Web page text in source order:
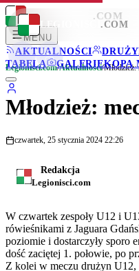
LEGIONISCI .COM
MENU
AKTUALNOŚCI
TABELA
GALERIEKOPA
LEGIONISCI .COM
Legionisci.com/Aktualności/Młodzież:
Młodzież:
czwartek, 25 stycznia 2024 22:26
Redakcja
Legionisci.com
W czwartek zespoły U12 i
rówieśnikami z Jaguara
poziomie i dostarczyły sporo
dość zaciętej 1. połowie, po
Z kolei w meczu drużyn U12,